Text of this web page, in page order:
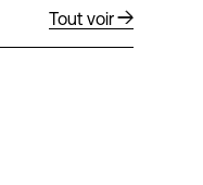
Tout voir